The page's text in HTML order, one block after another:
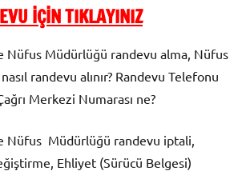
İÇİN TIKLAYINIZ
Nüfus Müdürlüğü randevu alma, Nüfus
randevu alınır? Randevu Telefonu
Merkezi Numarası ne?
Nüfus Müdürlüğü randevu iptali,
Ehliyet (Sürücü Belgesi)